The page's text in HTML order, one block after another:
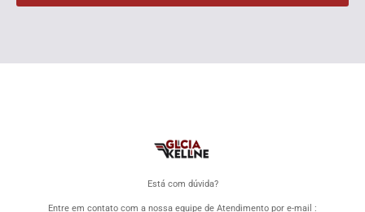
Está com dúvida?
Entre em contato com a nossa equipe de Atendimento por e-mail :